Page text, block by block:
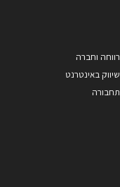
רווחה וחברה
שיווק באינטרנט
תחבורה